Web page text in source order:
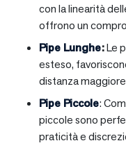
con la linearità
offrono un
Pipe Lunghe:Le
esteso,
distanza
Pipe Piccole:
piccole sono
praticità e